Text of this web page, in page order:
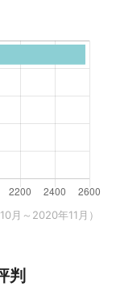
月～2020年11月）
判